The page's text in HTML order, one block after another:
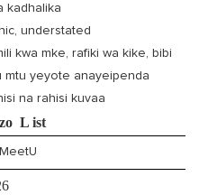
kadhalika
understated
kwa mke, rafiki wa kike, bibi
mtu yeyote anayeipenda
na rahisi kuvaa
List